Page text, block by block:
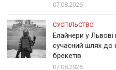
07.08.2026
СУСПІЛЬСТВО
Елайнери у
сучасний шлях до
брекетів
07.08.2026